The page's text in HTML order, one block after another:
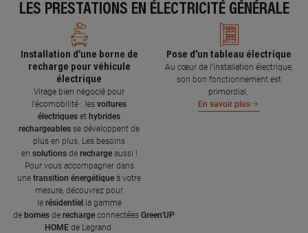
LES PRESTATIONS EN ÉLECTRICITÉ GÉNÉRALE
Installation d’une borne de
recharge pour véhicule
électrique
Virage bien négocié pour
l’écomobilité : les voitures
électriques et hybrides
rechargeables se développent de
plus en plus. Les besoins
en solutions de recharge aussi !
Pour vous accompagner dans
une transition énergétique à votre
mesure, découvrez pour
le résidentiel la gamme
de bornes de recharge connectées Green'UP
HOME de Legrand.
Pose d’un tableau électrique
Au cœur de l’installation électrique,
son bon fonctionnement est
primordial.
En savoir plus